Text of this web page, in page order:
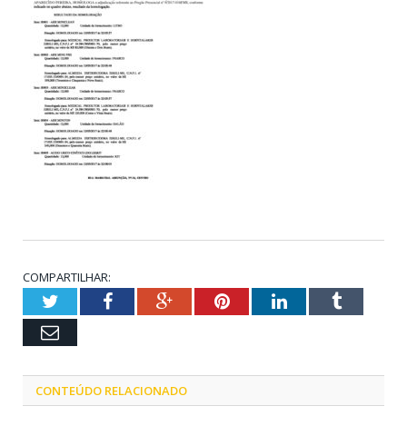
COMPARTILHAR:
TwitterFacebookGoogle+PinterestLinkedInTumblr
Email
CONTEÚDO RELACIONADO